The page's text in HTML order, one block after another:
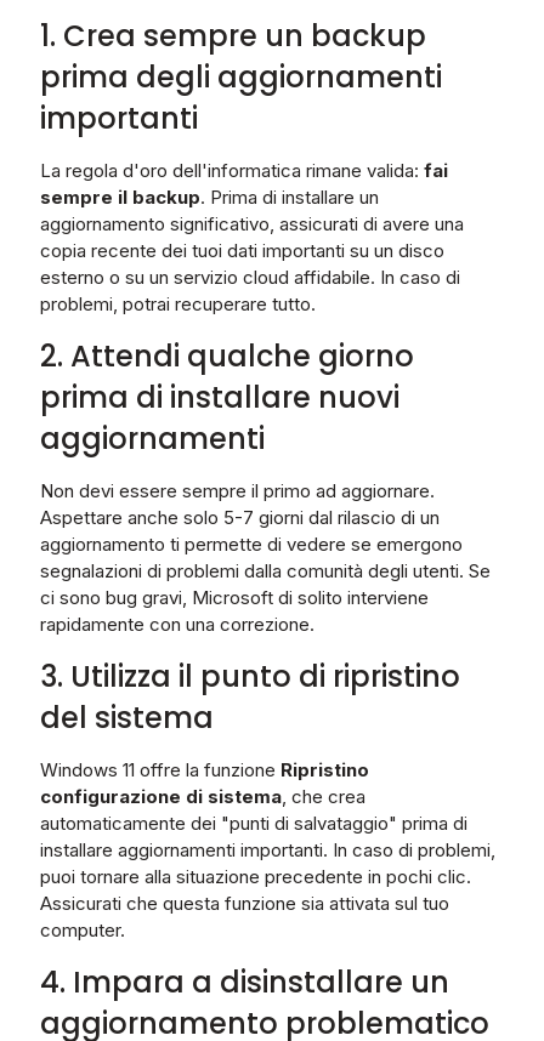
1. Crea sempre un backup
prima degli aggiornamenti
importanti
La regola d'oro dell'informatica rimane valida: fai
sempre il backup. Prima di installare un
aggiornamento significativo, assicurati di avere una
copia recente dei tuoi dati importanti su un disco
esterno o su un servizio cloud affidabile. In caso di
problemi, potrai recuperare tutto.
2. Attendi qualche giorno
prima di installare nuovi
aggiornamenti
Non devi essere sempre il primo ad aggiornare.
Aspettare anche solo 5-7 giorni dal rilascio di un
aggiornamento ti permette di vedere se emergono
segnalazioni di problemi dalla comunità degli utenti. Se
ci sono bug gravi, Microsoft di solito interviene
rapidamente con una correzione.
3. Utilizza il punto di ripristino
del sistema
Windows 11 offre la funzione Ripristino
configurazione di sistema, che crea
automaticamente dei "punti di salvataggio" prima di
installare aggiornamenti importanti. In caso di problemi,
puoi tornare alla situazione precedente in pochi clic.
Assicurati che questa funzione sia attivata sul tuo
computer.
4. Impara a disinstallare un
aggiornamento problematico